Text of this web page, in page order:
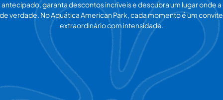
garanta descontos incríveis e descubra um lugar onde
verdade. No Aquática American Park, cada momento é um
extraordinário com intensidade.